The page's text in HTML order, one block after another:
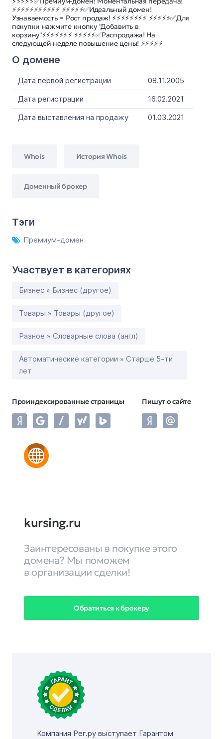
⚡⚡⚡⚡⚡⚡⚡⚡⚡⚡⚡ ⚡⚡⚡⚡⚡✅Идеальный домен!
Узнаваемость = Рост продаж! ⚡⚡⚡⚡⚡⚡⚡⚡ ⚡⚡⚡⚡⚡✅Для
покупки нажмите кнопку "Добавить в
корзину"⚡⚡⚡⚡⚡⚡⚡ ⚡⚡⚡⚡⚡✅Распродажа! На
следующей неделе повышение цены! ⚡⚡⚡⚡⚡
О домене
Дата первой регистрации
08.11.2005
Дата регистрации
16.02.2021
Дата выставления на продажу
01.03.2021
Whois История Whois
Доменный брокер
Тэги
Премиум-домен
Участвует в категориях
Бизнес » Бизнес (другое)
Товары » Товары (другое)
Разное » Словарные слова (англ)
Автоматические категории » Старше 5-ти
лет
Проиндексированные страницы Пишут о сайте
kursing.ru
Заинтересованы в покупке этого
домена? Мы поможем
в организации сделки!
Обратиться к брокеру
Компания Рег.ру выступает Гарантом